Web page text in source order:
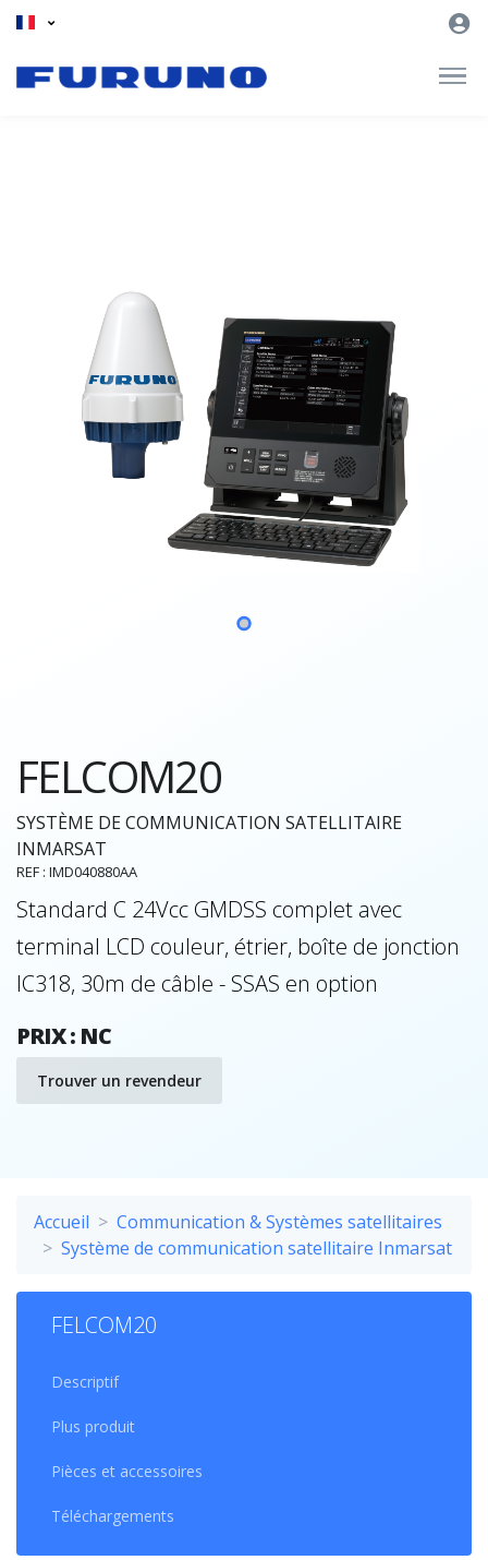
FELCOM20
SYSTÈME DE COMMUNICATION SATELLITAIRE
INMARSAT
REF : IMD040880AA
Standard C 24Vcc GMDSS complet avec
terminal LCD couleur, étrier, boîte de jonction
IC318, 30m de câble - SSAS en option
PRIX : NC
Trouver un revendeur
Accueil
Communication & Systèmes satellitaires
Système de communication satellitaire Inmarsat
FELCOM20
Descriptif
Plus produit
Pièces et accessoires
Téléchargements